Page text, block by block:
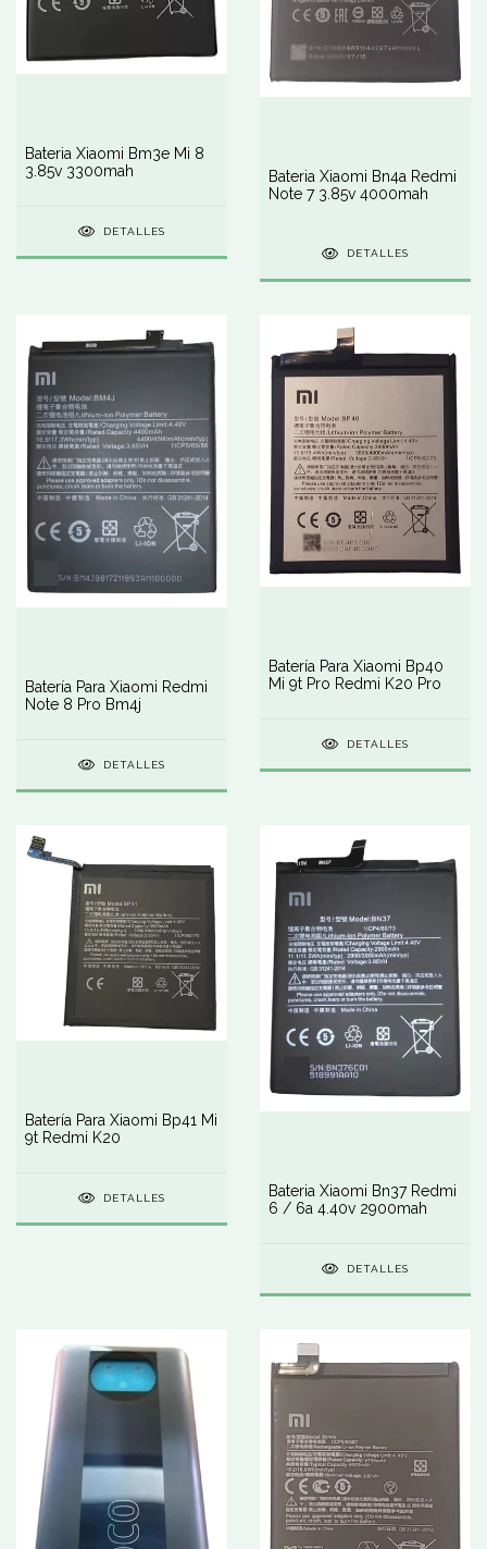
Bateria Xiaomi Bm3e Mi 8
3.85v 3300mah
DETALLES
Bateria Xiaomi Bn4a Redmi
Note 7 3.85v 4000mah
DETALLES
Batería Para Xiaomi Redmi
Note 8 Pro Bm4j
DETALLES
Batería Para Xiaomi Bp40
Mi 9t Pro Redmi K20 Pro
DETALLES
Batería Para Xiaomi Bp41 Mi
9t Redmi K20
DETALLES
Bateria Xiaomi Bn37 Redmi
6 / 6a 4.40v 2900mah
DETALLES